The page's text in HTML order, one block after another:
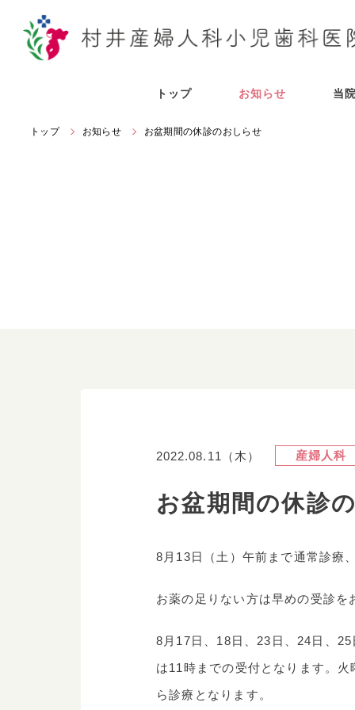
トップ お知らせ 当
トップ お知らせ お盆期間の休診のおしらせ
2022.08.11（木） 産婦人科
お盆期間の休診
8月13日（土）午前まで通常診療、
お薬の足りない方は早めの受診を
8月17日、18日、23日、24日、
は11時までの受付となります。
ら診療となります。